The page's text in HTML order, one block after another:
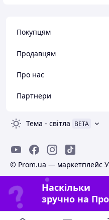
Покупцям
Продавцям
Про нас
Партнери
Тема - світла BETA
© Prom.ua — маркетплейс
Наскільки
зручно на